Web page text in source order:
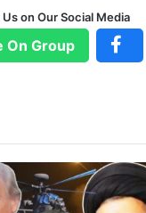
Us on Our Social Media
On Group